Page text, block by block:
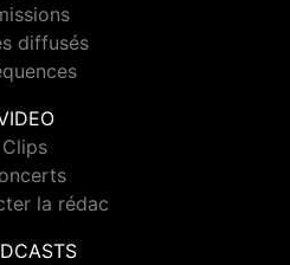
diffusés
Clips
la rédac